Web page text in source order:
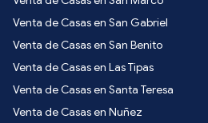
Venta de Casas en San Gabriel
Venta de Casas en San Benito
Venta de Casas en Las Tipas
Venta de Casas en Santa Teresa
Venta de Casas en Nuñez